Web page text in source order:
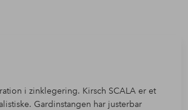
i zinklegering. Kirsch SCALA er et
Gardinstangen har justerbar